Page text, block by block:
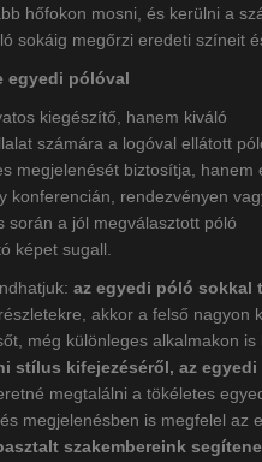
hőfokon mosni, és kerülni a
sokáig megőrzi eredeti színeit
egyedi pólóval
kiegészítő, hanem kiváló
számára a logóval ellátott
megjelenését biztosítja, hanem
konferencián, rendezvényen
során a jól megválasztott póló
képet sugall.
az egyedi póló sokkal
akkor a felső nagyon
még különleges alkalmakon is
stílus kifejezéséről, az
megtalálni a tökéletes
megjelenésben is megfelel az
szakembereink